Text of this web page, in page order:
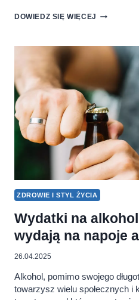
DOWIEDZ SIĘ WIĘCEJ LICZBA
CIĘĆ
POLSCE
EUROPIE
ZDROWIE I STYL ŻYCIA
Wydatki na
wydają na napoje
26.04.2025
Alkohol, pomimo swojego
towarzysz wielu społecznych i